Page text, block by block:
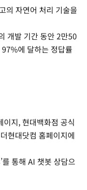
의 자연어 처리 기술을
개발 기간 동안 2만50
에 달하는 정답률
지, 현대백화점 공식
현대닷컴 홈페이지에
를 통해 AI 챗봇 상담으